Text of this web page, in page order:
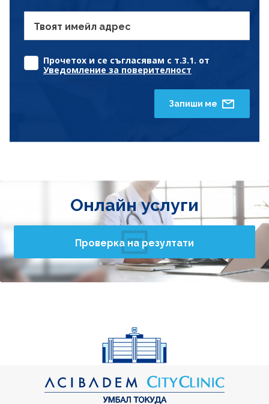
Твоят имейл адрес
Прочетох и се съгласявам с т.3.1. от
Уведомление за поверителност
Запиши ме
Онлайн услуги
Проверка на резултати